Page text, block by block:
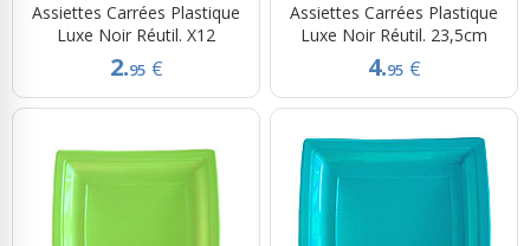
Assiettes Carrées Plastique
Luxe Noir Réutil. X12
2.95 €
Assiettes Carrées Plastique
Luxe Noir Réutil. 23,5cm
4.95 €